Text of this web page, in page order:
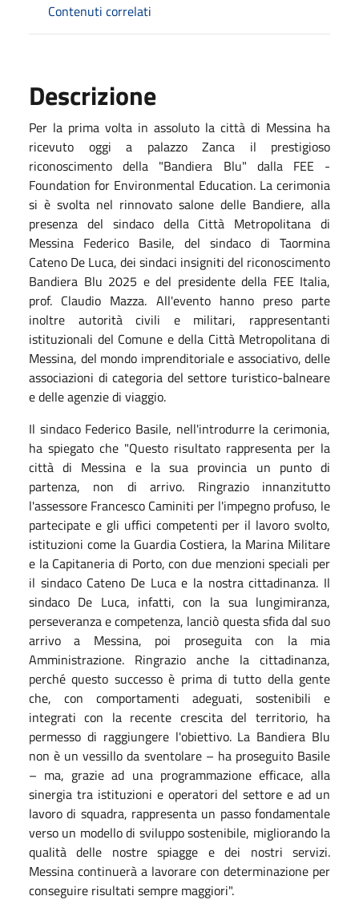
Contenuti correlati
Descrizione
Per la prima volta in assoluto la città di Messina ha
ricevuto oggi a palazzo Zanca il prestigioso
riconoscimento della "Bandiera Blu" dalla FEE -
Foundation for Environmental Education. La cerimonia
si è svolta nel rinnovato salone delle Bandiere, alla
presenza del sindaco della Città Metropolitana di
Messina Federico Basile, del sindaco di Taormina
Cateno De Luca, dei sindaci insigniti del riconoscimento
Bandiera Blu 2025 e del presidente della FEE Italia,
prof. Claudio Mazza. All'evento hanno preso parte
inoltre autorità civili e militari, rappresentanti
istituzionali del Comune e della Città Metropolitana di
Messina, del mondo imprenditoriale e associativo, delle
associazioni di categoria del settore turistico-balneare
e delle agenzie di viaggio.
Il sindaco Federico Basile, nell'introdurre la cerimonia,
ha spiegato che "Questo risultato rappresenta per la
città di Messina e la sua provincia un punto di
partenza, non di arrivo. Ringrazio innanzitutto
l'assessore Francesco Caminiti per l'impegno profuso, le
partecipate e gli uffici competenti per il lavoro svolto,
istituzioni come la Guardia Costiera, la Marina Militare
e la Capitaneria di Porto, con due menzioni speciali per
il sindaco Cateno De Luca e la nostra cittadinanza. Il
sindaco De Luca, infatti, con la sua lungimiranza,
perseveranza e competenza, lanciò questa sfida dal suo
arrivo a Messina, poi proseguita con la mia
Amministrazione. Ringrazio anche la cittadinanza,
perché questo successo è prima di tutto della gente
che, con comportamenti adeguati, sostenibili e
integrati con la recente crescita del territorio, ha
permesso di raggiungere l'obiettivo. La Bandiera Blu
non è un vessillo da sventolare – ha proseguito Basile
– ma, grazie ad una programmazione efficace, alla
sinergia tra istituzioni e operatori del settore e ad un
lavoro di squadra, rappresenta un passo fondamentale
verso un modello di sviluppo sostenibile, migliorando la
qualità delle nostre spiagge e dei nostri servizi.
Messina continuerà a lavorare con determinazione per
conseguire risultati sempre maggiori".